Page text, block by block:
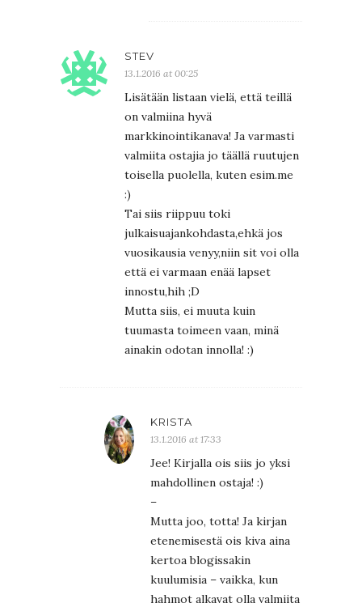
STEV
13.1.2016 at 00:25
Lisätään listaan vielä, että teillä
on valmiina hyvä
markkinointikanava! Ja varmasti
valmiita ostajia jo täällä ruutujen
toisella puolella, kuten esim.me
:)
Tai siis riippuu toki
julkaisuajankohdasta,ehkä jos
vuosikausia venyy,niin sit voi olla
että ei varmaan enää lapset
innostu,hih ;D
Mutta siis, ei muuta kuin
tuumasta toimeen vaan, minä
ainakin odotan innolla! :)
KRISTA
13.1.2016 at 17:33
Jee! Kirjalla ois siis jo yksi
mahdollinen ostaja! :)
–
Mutta joo, totta! Ja kirjan
etenemisestä ois kiva aina
kertoa blogissakin
kuulumisia – vaikka, kun
hahmot alkavat olla valmiita